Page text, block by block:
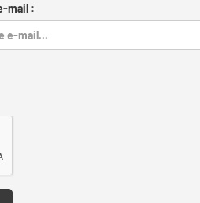
mail :